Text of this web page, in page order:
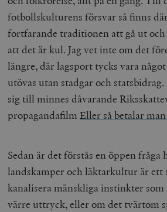
fotbollskulturens försvar så finns
fortfarande traditionen att gå ut
att det är kul. Jag vet inte om det
längre, där lagsport tycks vara
utövas utan stadgar och
sig till minnes dåvarande
propagandafilmEller så betalar
Sedan är det förstås en öppen fråga
landskamper och läktarkultur är ett
kanalisera mänskliga instinkter som
värre uttryck, eller om det tvärtom